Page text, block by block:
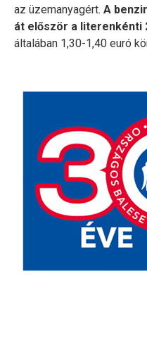
az üzemanyagért. A
át először a literenkénti
általában 1,30-1,40 euró